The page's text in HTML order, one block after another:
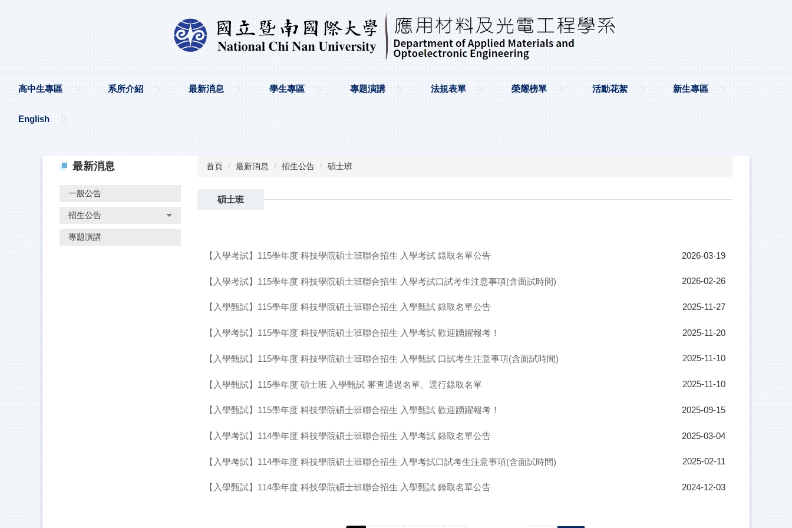
高中生專區 系所介紹 最新消息 學生專區 專題演講 法規表單 榮耀榜單 活動花絮 新生專區
English
最新消息
一般公告
招生公告
專題演講
首頁 最新消息 招生公告 碩士班
碩士班
【入學考試】115學年度 科技學院碩士班聯合招生 入學考試 錄取名單公告 2026-03-19
【入學考試】115學年度 科技學院碩士班聯合招生 入學考試口試考生注意事項(含面試時間) 2026-02-26
【入學甄試】115學年度 科技學院碩士班聯合招生 入學甄試 錄取名單公告 2025-11-27
【入學考試】115學年度 科技學院碩士班聯合招生 入學考試 歡迎踴躍報考！ 2025-11-20
【入學甄試】115學年度 科技學院碩士班聯合招生 入學甄試 口試考生注意事項(含面試時間) 2025-11-10
【入學甄試】115學年度 碩士班 入學甄試 審查通過名單、逕行錄取名單 2025-11-10
【入學甄試】115學年度 科技學院碩士班聯合招生 入學甄試 歡迎踴躍報考！ 2025-09-15
【入學考試】114學年度 科技學院碩士班聯合招生 入學考試 錄取名單公告 2025-03-04
【入學考試】114學年度 科技學院碩士班聯合招生 入學考試口試考生注意事項(含面試時間) 2025-02-11
【入學甄試】114學年度 科技學院碩士班聯合招生 入學甄試 錄取名單公告 2024-12-03